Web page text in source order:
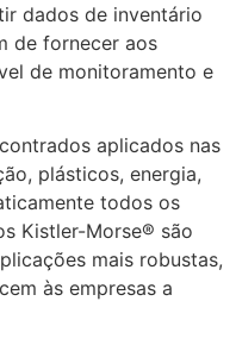
dados de inventário
de fornecer aos
de monitoramento e
aplicados nas
plásticos, energia,
todos os
Kistler-Morse® são
mais robustas,
às empresas a